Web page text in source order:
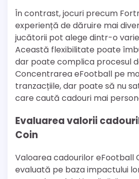
În contrast, jocuri precum
experiență de dăruire mai
jucătorii pot alege dintr-o
Această flexibilitate poate
dar poate complica procesul
Concentrarea eFootball pe
tranzacțiile, dar poate să nu
care caută cadouri mai
Evaluarea valorii
Coin
Valoarea cadourilor eFootball
evaluată pe baza impactului